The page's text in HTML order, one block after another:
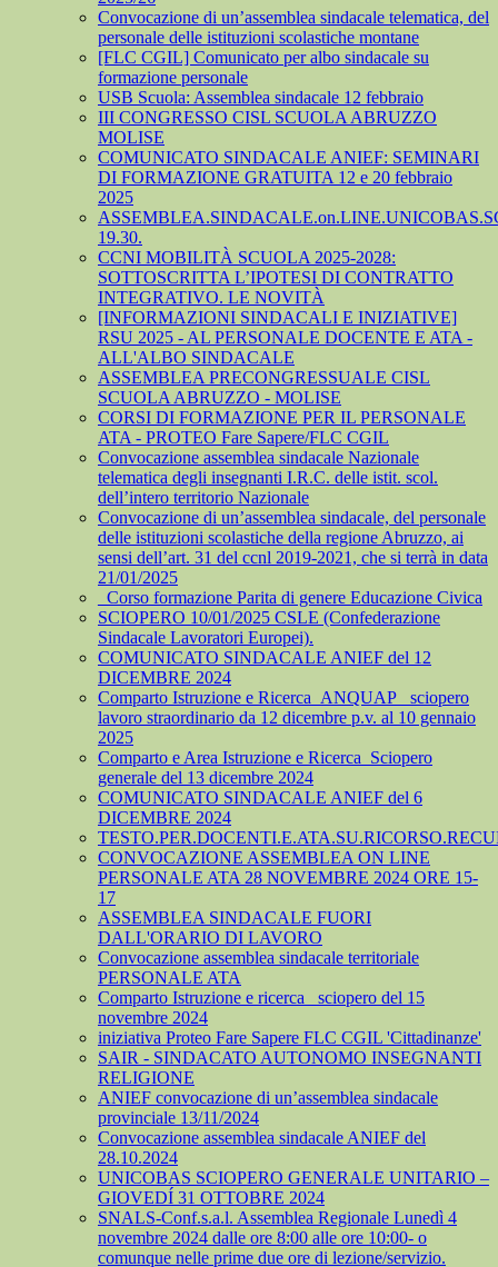
Convocazione di un’assemblea sindacale telematica, del
personale delle istituzioni scolastiche montane
[FLC CGIL] Comunicato per albo sindacale su
formazione personale
USB Scuola: Assemblea sindacale 12 febbraio
III CONGRESSO CISL SCUOLA ABRUZZO
MOLISE
COMUNICATO SINDACALE ANIEF: SEMINARI
DI FORMAZIONE GRATUITA 12 e 20 febbraio
2025
19.30.
CCNI MOBILITÀ SCUOLA 2025-2028:
SOTTOSCRITTA L’IPOTESI DI CONTRATTO
INTEGRATIVO. LE NOVITÀ
[INFORMAZIONI SINDACALI E INIZIATIVE]
RSU 2025 - AL PERSONALE DOCENTE E ATA -
ALL'ALBO SINDACALE
ASSEMBLEA PRECONGRESSUALE CISL
SCUOLA ABRUZZO - MOLISE
CORSI DI FORMAZIONE PER IL PERSONALE
ATA - PROTEO Fare Sapere/FLC CGIL
Convocazione assemblea sindacale Nazionale
telematica degli insegnanti I.R.C. delle istit. scol.
dell’intero territorio Nazionale
Convocazione di un’assemblea sindacale, del personale
delle istituzioni scolastiche della regione Abruzzo, ai
sensi dell’art. 31 del ccnl 2019-2021, che si terrà in data
21/01/2025
_Corso formazione Parita di genere Educazione Civica
SCIOPERO 10/01/2025 CSLE (Confederazione
Sindacale Lavoratori Europei).
COMUNICATO SINDACALE ANIEF del 12
DICEMBRE 2024
Comparto Istruzione e Ricerca_ANQUAP_ sciopero
lavoro straordinario da 12 dicembre p.v. al 10 gennaio
2025
Comparto e Area Istruzione e Ricerca_Sciopero
generale del 13 dicembre 2024
COMUNICATO SINDACALE ANIEF del 6
DICEMBRE 2024
CONVOCAZIONE ASSEMBLEA ON LINE
PERSONALE ATA 28 NOVEMBRE 2024 ORE 15-
17
ASSEMBLEA SINDACALE FUORI
DALL'ORARIO DI LAVORO
Convocazione assemblea sindacale territoriale
PERSONALE ATA
Comparto Istruzione e ricerca_ sciopero del 15
novembre 2024
iniziativa Proteo Fare Sapere FLC CGIL 'Cittadinanze'
SAIR - SINDACATO AUTONOMO INSEGNANTI
RELIGIONE
ANIEF convocazione di un’assemblea sindacale
provinciale 13/11/2024
Convocazione assemblea sindacale ANIEF del
28.10.2024
UNICOBAS SCIOPERO GENERALE UNITARIO –
GIOVEDÍ 31 OTTOBRE 2024
SNALS-Conf.s.a.l. Assemblea Regionale Lunedì 4
novembre 2024 dalle ore 8:00 alle ore 10:00- o
comunque nelle prime due ore di lezione/servizio.